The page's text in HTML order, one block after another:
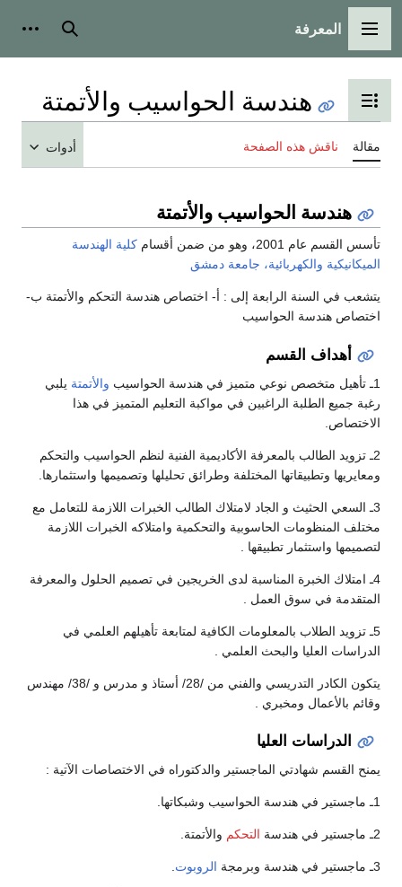
القائمة الرئيسية
المعرفة بحث
تبديل عرض جدول المحتويات
هندسة الحواسيب والأتمتة
مقالة ناقش هذه الصفحة أدوات
هندسة الحواسيب والأتمتة
تأسس القسم عام 2001، وهو من ضمن أقسام
كلية الهندسة
الميكانيكية والكهربائية، جامعة دمشق
يتشعب في السنة الرابعة إلى : أ‌- اختصاص هندسة التحكم والأتمتة ب-
اختصاص هندسة الحواسيب
أهداف القسم
1ـ تأهيل متخصص نوعي متميز في هندسة الحواسيب والأتمتة يلبي
رغبة جميع الطلبة الراغبين في مواكبة التعليم المتميز في هذا
الاختصاص.
2ـ تزويد الطالب بالمعرفة الأكاديمية الفنية لنظم الحواسيب والتحكم
ومعايريها وتطبيقاتها المختلفة وطرائق تحليلها وتصميمها واستثمارها.
3ـ السعي الحثيث و الجاد لامتلاك الطالب الخبرات اللازمة للتعامل مع
مختلف المنظومات الحاسوبية والتحكمية وامتلاكه الخبرات اللازمة
لتصميمها واستثمار تطبيقها .
4ـ امتلاك الخبرة المناسبة لدى الخريجين في تصميم الحلول والمعرفة
المتقدمة في سوق العمل .
5ـ تزويد الطلاب بالمعلومات الكافية لمتابعة تأهيلهم العلمي في
الدراسات العليا والبحث العلمي .
يتكون الكادر التدريسي والفني من /28/ أستاذ و مدرس و /38/ مهندس
وقائم بالأعمال ومخبري .
الدراسات العليا
يمنح القسم شهادتي الماجستير والدكتوراه في الاختصاصات الآتية :
1ـ ماجستير في هندسة الحواسيب وشبكاتها.
2ـ ماجستير في هندسة التحكم والأتمتة.
3ـ ماجستير في هندسة وبرمجة الروبوت.